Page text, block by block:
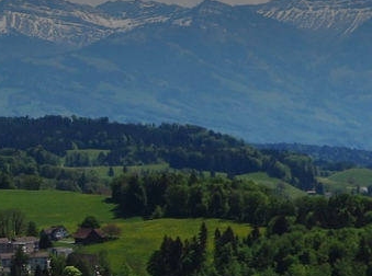
Démarrez maintenant